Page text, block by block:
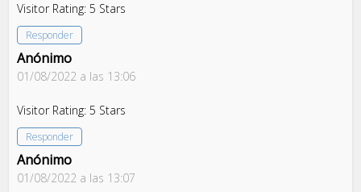
Visitor Rating: 5 Stars
Responder
Anónimo
01/08/2022 a las 13:06
Visitor Rating: 5 Stars
Responder
Anónimo
01/08/2022 a las 13:07